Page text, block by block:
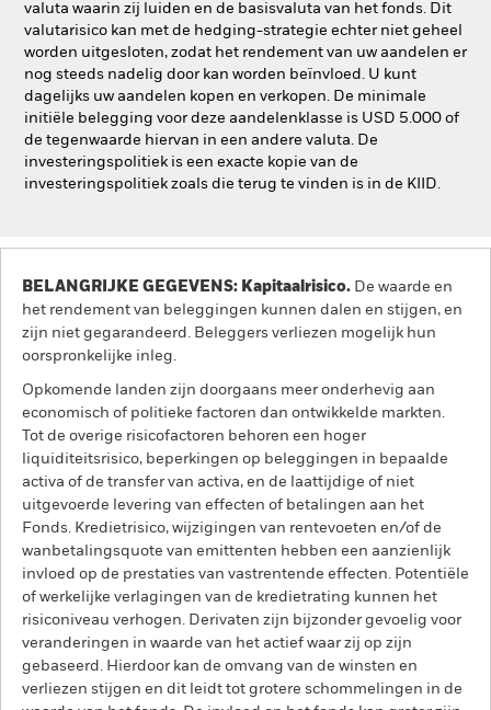
valuta waarin zij luiden en de basisvaluta van het fonds. Dit
valutarisico kan met de hedging-strategie echter niet geheel
worden uitgesloten, zodat het rendement van uw aandelen er
nog steeds nadelig door kan worden beïnvloed. U kunt
dagelijks uw aandelen kopen en verkopen. De minimale
initiële belegging voor deze aandelenklasse is USD 5.000 of
de tegenwaarde hiervan in een andere valuta. De
investeringspolitiek is een exacte kopie van de
investeringspolitiek zoals die terug te vinden is in de KIID.
BELANGRIJKE GEGEVENS: Kapitaalrisico. De waarde en
het rendement van beleggingen kunnen dalen en stijgen, en
zijn niet gegarandeerd. Beleggers verliezen mogelijk hun
oorspronkelijke inleg.
Opkomende landen zijn doorgaans meer onderhevig aan
economisch of politieke factoren dan ontwikkelde markten.
Tot de overige risicofactoren behoren een hoger
liquiditeitsrisico, beperkingen op beleggingen in bepaalde
activa of de transfer van activa, en de laattijdige of niet
uitgevoerde levering van effecten of betalingen aan het
Fonds. Kredietrisico, wijzigingen van rentevoeten en/of de
wanbetalingsquote van emittenten hebben een aanzienlijk
invloed op de prestaties van vastrentende effecten. Potentiële
of werkelijke verlagingen van de kredietrating kunnen het
risiconiveau verhogen. Derivaten zijn bijzonder gevoelig voor
veranderingen in waarde van het actief waar zij op zijn
gebaseerd. Hierdoor kan de omvang van de winsten en
verliezen stijgen en dit leidt tot grotere schommelingen in de